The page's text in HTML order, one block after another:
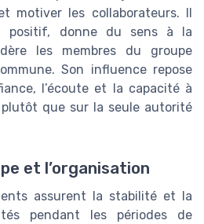
motiver les collaborateurs. Il
positif, donne du sens à la
les membres du groupe
Son influence repose
l’écoute et la capacité à
plutôt que sur la seule autorité
et l’organisation
assurent la stabilité et la
pendant les périodes de